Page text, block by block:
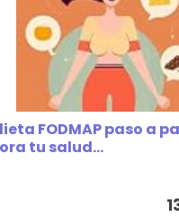
FODMAP paso a
tu salud...